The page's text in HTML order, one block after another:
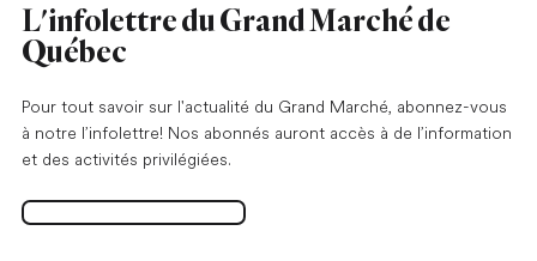
L'infolettre du Grand Marché de
Québec
Pour tout savoir sur l'actualité du Grand Marché, abonnez-vous
à notre l’infolettre! Nos abonnés auront accès à de l’information
et des activités privilégiées.
S'abonner à l'infolettreOuvrir dans un nouvel onglet